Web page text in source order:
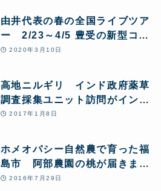
由井代表の春の全国ライブツア
ー 2/23～4/5 豊受の新型コロ
ナ対策など含め好評開催中!
2020年3月10日
高地ニルギリ インド政府薬草
調査採集ユニット訪問がインド
の新聞、TVで報道されました
2017年1月8日
ホメオパシー自然農で育った福
島市 阿部農園の桃が届きまし
た2016年7月29日